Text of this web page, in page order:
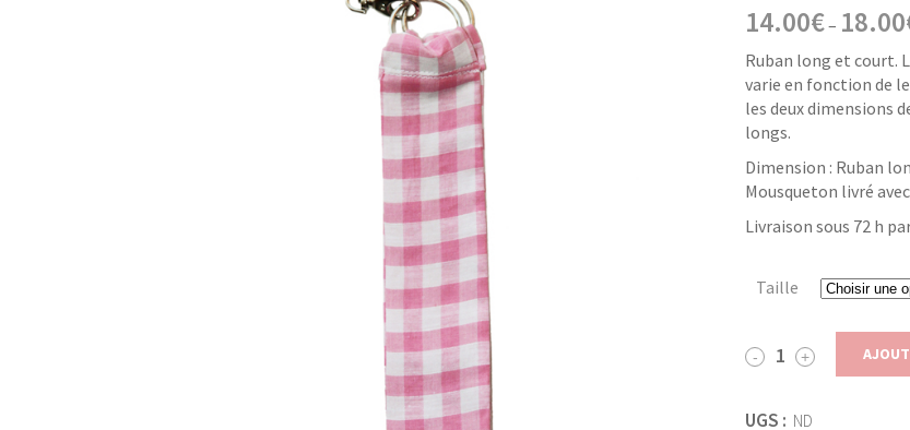
14.00€– 18.00
Ruban long et court.
varie en fonction de
les deux dimensions
longs.
Dimension : Ruban
Mousqueton livré
Livraison sous 72 h
Taille
UGS : ND